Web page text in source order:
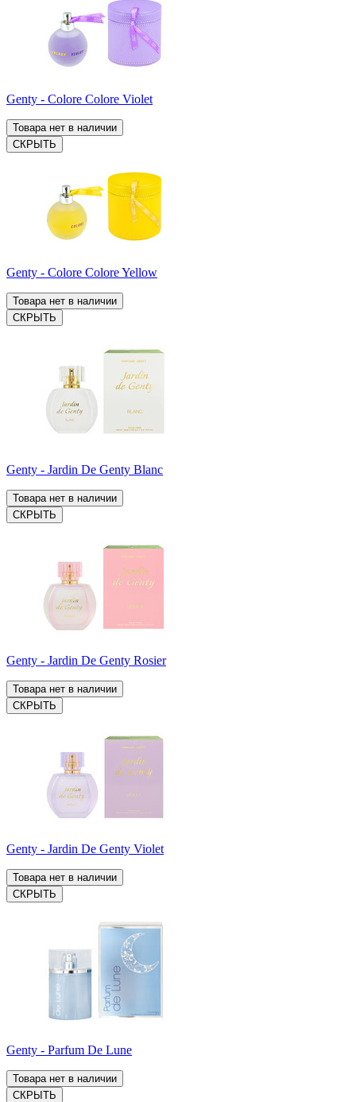
Genty - Colore Colore Violet
Товара нет в наличии
СКРЫТЬ
Genty - Colore Colore Yellow
Товара нет в наличии
СКРЫТЬ
Genty - Jardin De Genty Blanc
Товара нет в наличии
СКРЫТЬ
Genty - Jardin De Genty Rosier
Товара нет в наличии
СКРЫТЬ
Genty - Jardin De Genty Violet
Товара нет в наличии
СКРЫТЬ
Genty - Parfum De Lune
Товара нет в наличии
СКРЫТЬ